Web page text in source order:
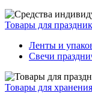
Товары для
Ленты и
Свечи
Товары для